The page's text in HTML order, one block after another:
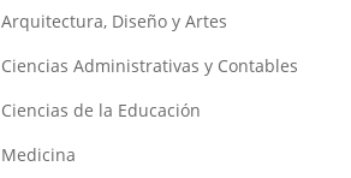
Arquitectura, Diseño y Artes
Ciencias Administrativas y Contables
Ciencias de la Educación
Medicina